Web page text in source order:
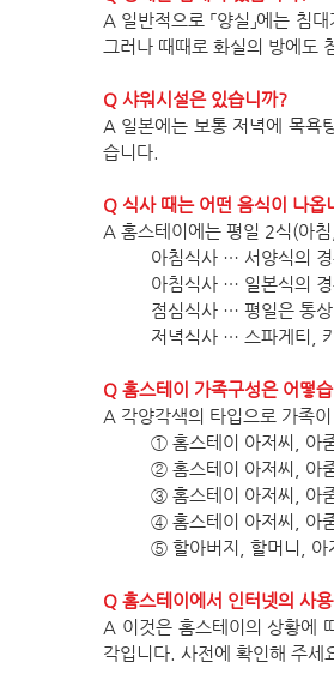
A 일반적으로 「양실」에는 침
그러나 때때로 화실의 방에도
Q 샤워시설은 있습니까?
A 일본에는 보통 저녁에 목욕
습니다.
Q 식사 때는 어떤 음식이 나옵
A 홈스테이에는 평일 2식(아
아침식사 … 서양식의
아침식사 … 일본식의
점심식사 … 평일은 통
저녁식사 … 스파게티,
Q 홈스테이 가족구성은 어떻
A 각양각색의 타입으로 가족
① 홈스테이 아저씨, 아
② 홈스테이 아저씨, 아
③ 홈스테이 아저씨, 아
④ 홈스테이 아저씨, 아
⑤ 할아버지, 할머니, 아
Q 홈스테이에서 인터넷의 사
A 이것은 홈스테이의 상황에
각입니다. 사전에 확인해 주세